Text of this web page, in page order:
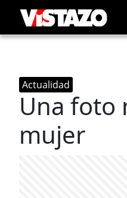
Actualidad
Una foto
mujer